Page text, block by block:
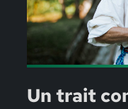
Un trait